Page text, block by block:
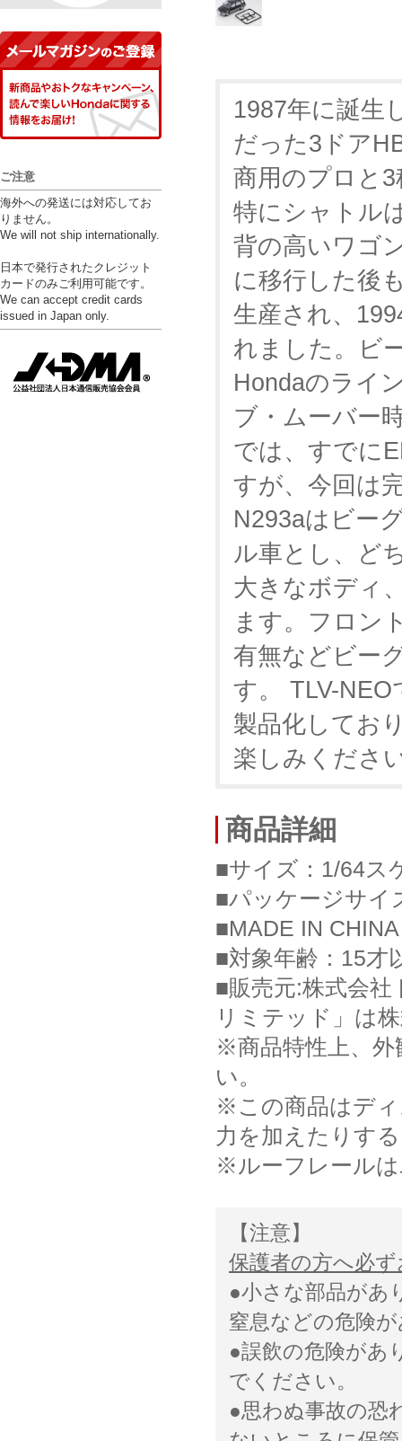
1987年に誕生
だった3ドア
商用のプロと
特にシャトル
背の高いワゴ
に移行した後
生産され、
れました。ビ
Hondaのライ
ブ・ムーバー
では、すでに
すが、今回は
N293aはビー
ル車とし、ど
大きなボディ
ます。フロン
有無などビー
す。 TLV-
製品化してお
楽しみくださ
商品詳細
■サイズ：1/64ス
■パッケージサイ
■MADE IN CHINA
■対象年齢：15才
■販売元:株式会
リミテッド」は
※商品特性上、
い。
※この商品はデ
力を加えたりす
※ルーフレール
【注意】
保護者の方へ必
●小さな部品があ
窒息などの危険
●誤飲の危険があ
でください。
●思わぬ事故の恐
ご注意
海外への発送には対応してお
りません。
We will not ship internationally.
日本で発行されたクレジット
カードのみご利用可能です。
We can accept credit cards
issued in Japan only.